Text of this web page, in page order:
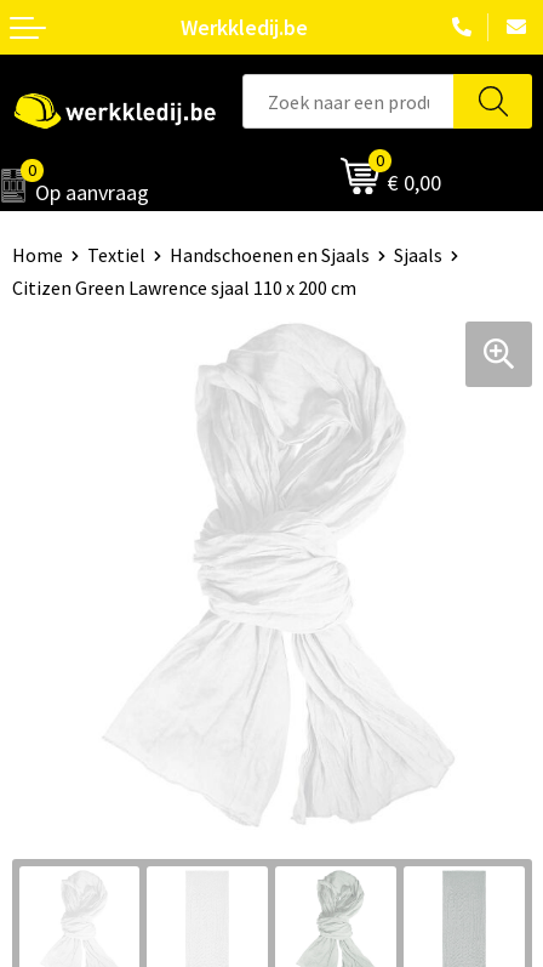
Werkkledij.be
0
Op aanvraag
0
€ 0,00
Home Textiel Handschoenen en Sjaals
Sjaals
Citizen Green Lawrence sjaal 110 x 200 cm